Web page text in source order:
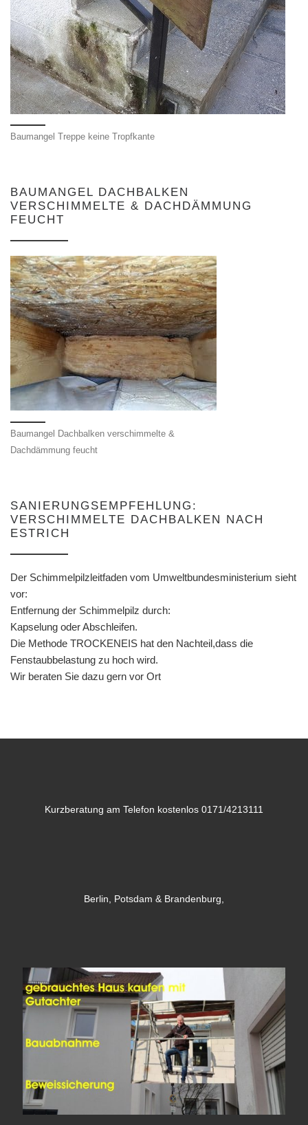
Baumangel Treppe keine Tropfkante
BAUMANGEL DACHBALKEN
VERSCHIMMELTE & DACHDÄMMUNG
FEUCHT
Baumangel Dachbalken verschimmelte &
Dachdämmung feucht
SANIERUNGSEMPFEHLUNG:
VERSCHIMMELTE DACHBALKEN NACH
ESTRICH
Der Schimmelpilzleitfaden vom Umweltbundesministerium sieht
vor:
Entfernung der Schimmelpilz durch:
Kapselung oder Abschleifen.
Die Methode TROCKENEIS hat den Nachteil,dass die
Fenstaubbelastung zu hoch wird.
Wir beraten Sie dazu gern vor Ort
Kurzberatung am Telefon kostenlos 0171/4213111
Berlin, Potsdam & Brandenburg,